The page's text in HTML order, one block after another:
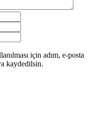
için adım, e-posta
kaydedilsin.